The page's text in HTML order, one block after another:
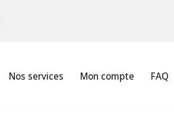
Nos services Mon compte FAQ